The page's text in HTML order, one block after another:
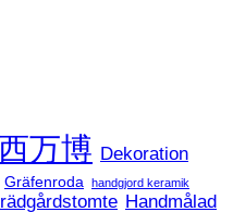
万博 Dekoration
Gräfenroda handgjord keramik
Handmålad